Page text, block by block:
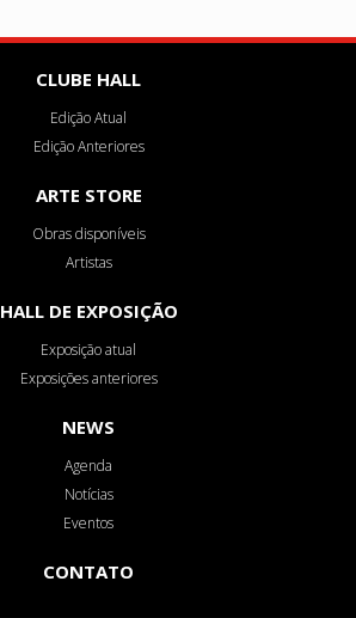
CLUBE HALL
Edição Atual
Edição Anteriores
ARTE STORE
Obras disponíveis
Artistas
HALL DE EXPOSIÇÃO
Exposição atual
Exposições anteriores
NEWS
Agenda
Notícias
Eventos
CONTATO